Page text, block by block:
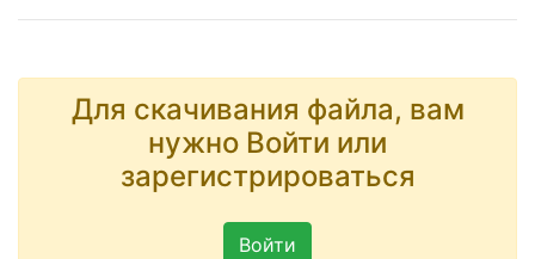
Для скачивания файла, вам
нужно Войти или
зарегистрироваться
Войти